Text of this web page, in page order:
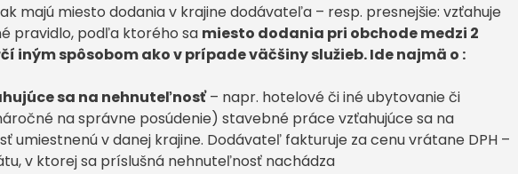
majú miesto dodania v krajine dodávateľa – resp. presnejšie: vzťahuje
pravidlo, podľa ktorého sa miesto dodania pri obchode medzi 2
iným spôsobom ako v prípade väčšiny služieb. Ide najmä o :
sa na nehnuteľnosť– napr. hotelové či iné ubytovanie či
na správne posúdenie) stavebné práce vzťahujúce sa na
umiestnenú v danej krajine. Dodávateľ fakturuje za cenu vrátane DPH –
v ktorej sa príslušná nehnuteľnosť nachádza